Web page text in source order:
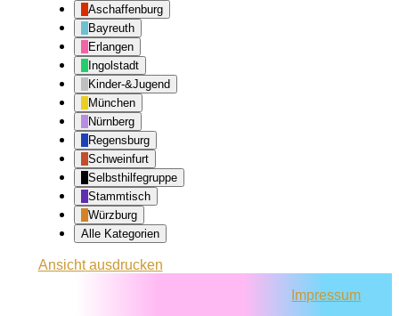
Aschaffenburg
Bayreuth
Erlangen
Ingolstadt
Kinder-&Jugend
München
Nürnberg
Regensburg
Schweinfurt
Selbsthilfegruppe
Stammtisch
Würzburg
Alle Kategorien
Ansichtausdrucken
Impressum